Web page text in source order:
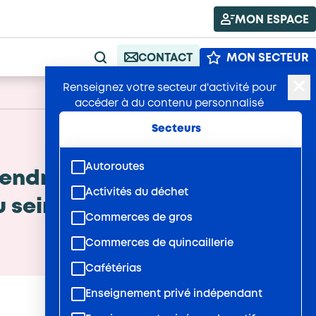
MON ESPACE
RECHERCHE
CONTACT MON SECTEUR
Renseignez votre secteur d'activité pour
accéder à du contenu personnalisé
Secteurs
Autoroutes
Activités du déchet
Commerces de gros
Commerces de quincaillerie
Cafétérias
Enseignement privé indépendant
Publié : 03/09/2025 A+ A-
les enjeux, repérer
des SIAE